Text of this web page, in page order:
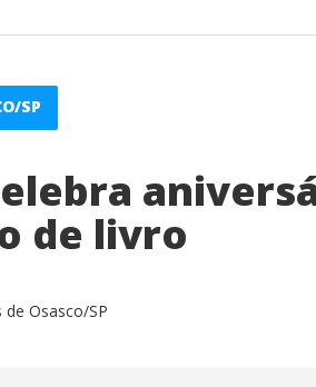
SP
de livro
Osasco/SP